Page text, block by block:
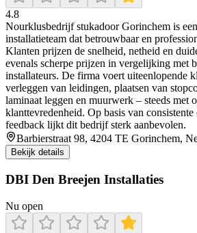
4.8
Nourklusbedrijf stukadoor Gorinchem is
installatieteam dat betrouwbaar en
Klanten prijzen de snelheid, netheid en
evenals scherpe prijzen in vergelijking met
installateurs. De firma voert uiteenlopende
verleggen van leidingen, plaatsen van
laminaat leggen en muurwerk – steeds met
klanttevredenheid. Op basis van
feedback lijkt dit bedrijf sterk aanbevolen.
Barbierstraat 98, 4204 TE Gorinchem,
Bekijk details
DBI Den Breejen Installaties
Nu open